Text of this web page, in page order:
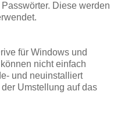
Diese werden
für Windows und
nicht einfach
und neuinstalliert
Umstellung auf das